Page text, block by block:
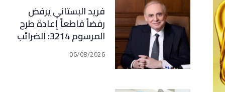
فريد البستاني يرفض
رفضاً قاطعاً إعادة طرح
المرسوم 3214: الضرائب
الجديدة تعرقل التعافي
الاقتصادي وتناقض
06/08/2026